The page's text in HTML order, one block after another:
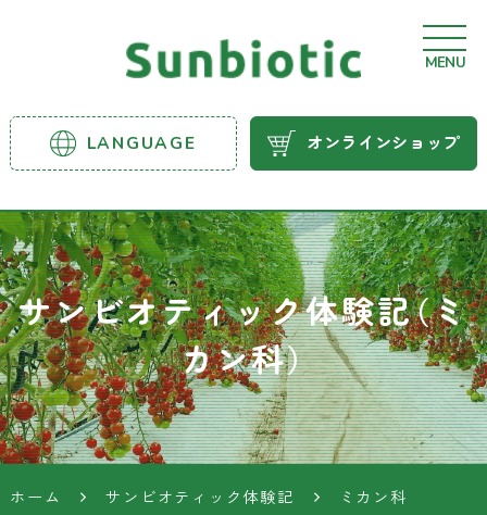
サンビ
ック農
業資材
LANGUAGE オンラインショップ
MENU
サンビオティック体験記（ミ
カン科）
ホーム サンビオティック体験記 ミカン科